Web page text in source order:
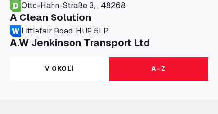
Otto-Hahn-Straße 3, , 48268
A Clean Solution
Littlefair Road, HU9 5LP
A.W Jenkinson Transport Ltd
Progress House, ME11 5GA
A+G Nettetal - Depot Parking
Am Panneschopp 7, 41334
V OKOLÍ A–Z